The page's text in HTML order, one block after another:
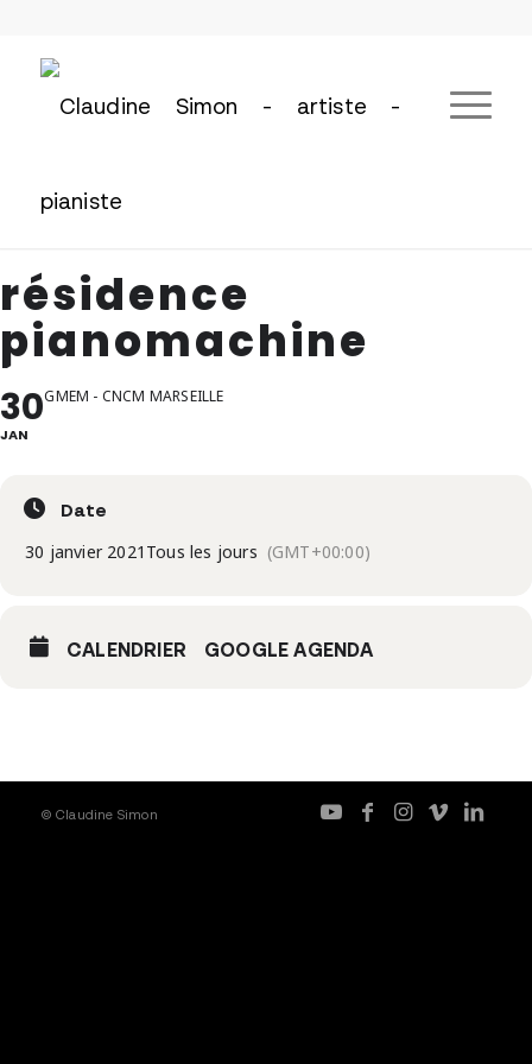
résidence
pianomachine
30
JAN
GMEM - CNCM MARSEILLE
Date
30 janvier 2021 Tous les jours (GMT+00:00)
CALENDRIER GOOGLE AGENDA
© Claudine Simon